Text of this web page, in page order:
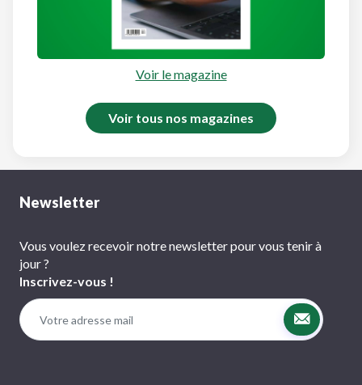
Voir le magazine
Voir tous nos magazines
Newsletter
Vous voulez recevoir notre newsletter pour vous tenir à
jour ?
Inscrivez-vous !